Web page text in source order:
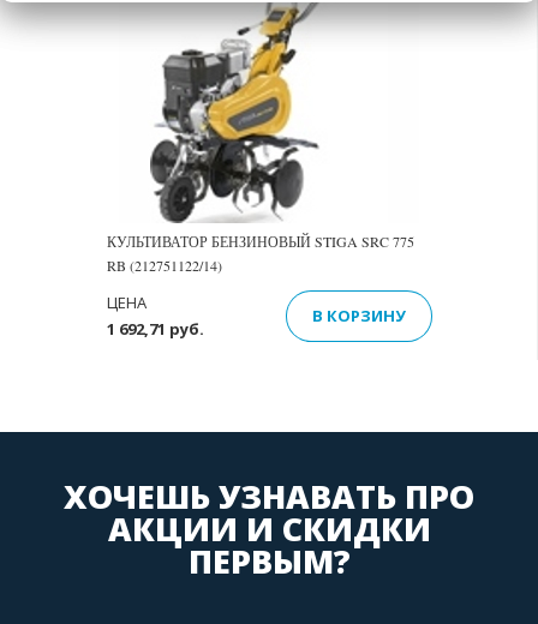
КУЛЬТИВАТОР БЕНЗИНОВЫЙ STIGA SRC 775
RB (212751122/14)
1 692,71 руб.
ЦЕНА
В КОРЗИНУ
ХОЧЕШЬ УЗНАВАТЬ ПРО
АКЦИИ И СКИДКИ
ПЕРВЫМ?